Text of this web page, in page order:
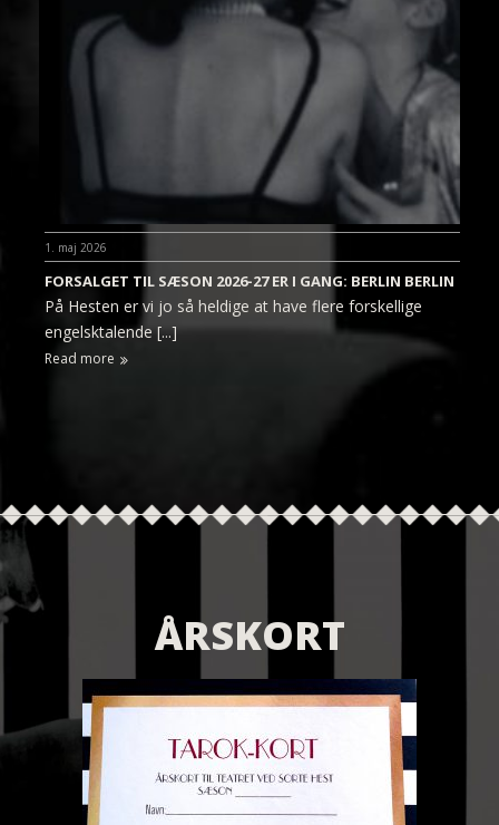
1. maj 2026
FORSALGET TIL SÆSON 2026-27 ER I GANG: BERLIN BERLIN
På Hesten er vi jo så heldige at have flere forskellige
engelsktalende [...]
Read more
ÅRSKORT